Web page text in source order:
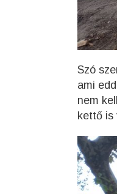
Szó
ami
nem
kettő is